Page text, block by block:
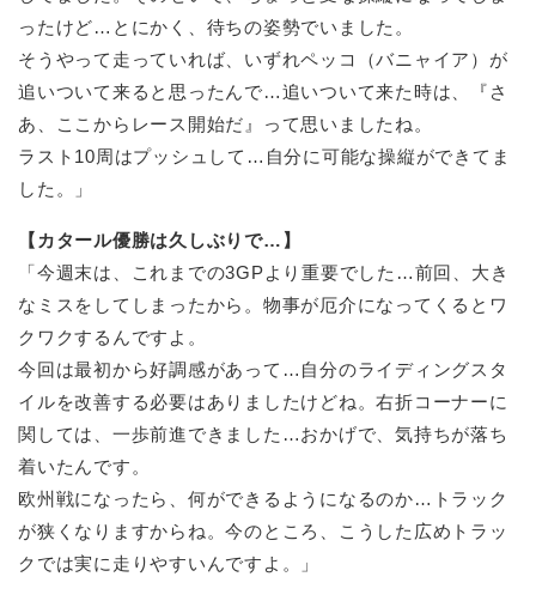
ったけど…とにかく、待ちの姿勢でいました。
そうやって走っていれば、いずれペッコ（バニャイア）が
追いついて来ると思ったんで…追いついて来た時は、『さ
あ、ここからレース開始だ』って思いましたね。
ラスト10周はプッシュして…自分に可能な操縦ができてま
した。」
【カタール優勝は久しぶりで…】
「今週末は、これまでの3GPより重要でした…前回、大き
なミスをしてしまったから。物事が厄介になってくるとワ
クワクするんですよ。
今回は最初から好調感があって…自分のライディングスタ
イルを改善する必要はありましたけどね。右折コーナーに
関しては、一歩前進できました…おかげで、気持ちが落ち
着いたんです。
欧州戦になったら、何ができるようになるのか…トラック
が狭くなりますからね。今のところ、こうした広めトラッ
クでは実に走りやすいんですよ。」